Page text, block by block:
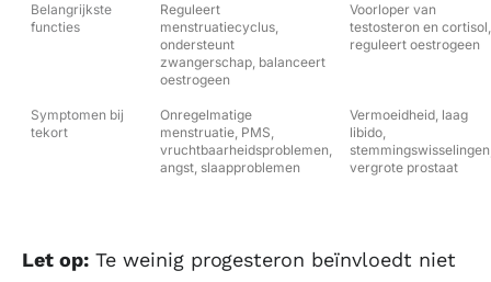
Belangrijkste
functies
Reguleert
menstruatiecyclus,
ondersteunt
zwangerschap, balanceert
oestrogeen
Voorloper van
testosteron en cortisol,
reguleert oestrogeen
Symptomen bij
tekort
Onregelmatige
menstruatie, PMS,
vruchtbaarheidsproblemen,
angst, slaapproblemen
Vermoeidheid, laag
libido,
vergrote prostaat
Let op:Te weinig progesteron beïnvloedt niet